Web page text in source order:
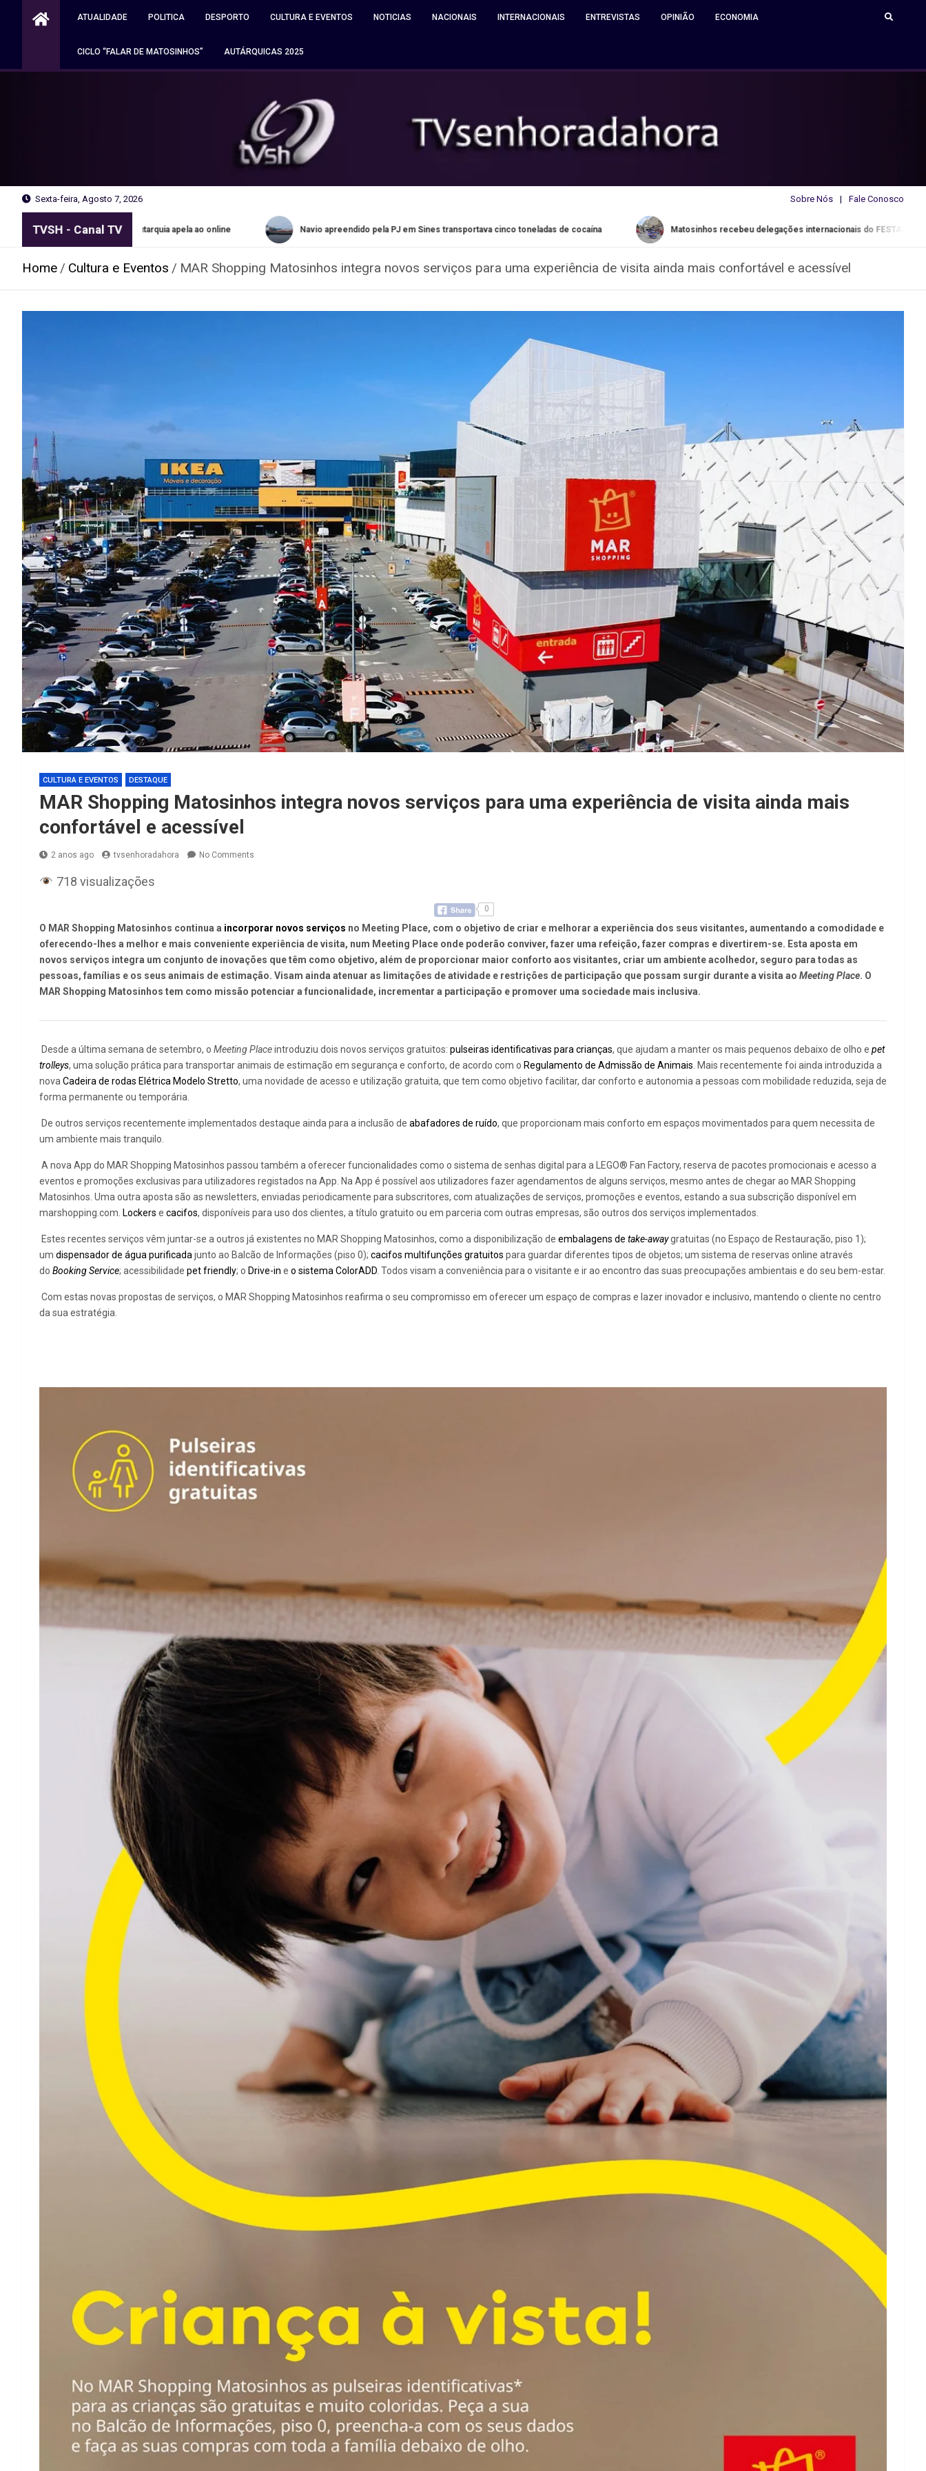
ATUALIDADE POLITICA DESPORTO CULTURA E EVENTOS NOTICIAS NACIONAIS INTERNACIONAIS ENTREVISTAS OPINIÃO ECONOMIA
CICLO “FALAR DE MATOSINHOS” AUTÁRQUICAS 2025
Sexta-feira, Agosto 7, 2026 Sobre Nós Fale Conosco
TVSH - Canal TV
no Porto. Autarquia apela ao online Navio apreendido pela PJ em Sines transportava cinco toneladas de cocaína Matosinhos recebeu delegações internacionais do FESTARTE
Home Cultura e Eventos MAR Shopping Matosinhos integra novos serviços para uma experiência de visita ainda mais confortável e acessível
CULTURA E EVENTOS DESTAQUE
MAR Shopping Matosinhos integra novos serviços para uma experiência de visita ainda mais
confortável e acessível
2 anos ago tvsenhoradahora No Comments
718 visualizações
0
O MAR Shopping Matosinhos continua a incorporar novos serviços no Meeting Place, com o objetivo de criar e melhorar a experiência dos seus visitantes, aumentando a comodidade e
oferecendo-lhes a melhor e mais conveniente experiência de visita, num Meeting Place onde poderão conviver, fazer uma refeição, fazer compras e divertirem-se. Esta aposta em
novos serviços integra um conjunto de inovações que têm como objetivo, além de proporcionar maior conforto aos visitantes, criar um ambiente acolhedor, seguro para todas as
pessoas, famílias e os seus animais de estimação. Visam ainda atenuar as limitações de atividade e restrições de participação que possam surgir durante a visita ao Meeting Place. O
MAR Shopping Matosinhos tem como missão potenciar a funcionalidade, incrementar a participação e promover uma sociedade mais inclusiva.
Desde a última semana de setembro, o Meeting Placeintroduziu dois novos serviços gratuitos: pulseiras identificativas para crianças, que ajudam a manter os mais pequenos debaixo de olho e pet
trolleys, uma solução prática para transportar animais de estimação em segurança e conforto, de acordo com o Regulamento de Admissão de Animais. Mais recentemente foi ainda introduzida a
novaCadeira de rodas Elétrica Modelo Stretto, uma novidade de acesso e utilização gratuita, que tem como objetivo facilitar, dar conforto e autonomia a pessoas com mobilidade reduzida, seja de
forma permanente ou temporária.
De outros serviços recentemente implementados destaque ainda para a inclusão de abafadores de ruído, que proporcionam mais conforto em espaços movimentados para quem necessita de
um ambiente mais tranquilo.
A nova App do MAR Shopping Matosinhos passou também a oferecer funcionalidades como o sistema de senhas digital para a LEGO® Fan Factory, reserva de pacotes promocionais e acesso a
eventos e promoções exclusivas para utilizadores registados na App. Na App é possível aos utilizadores fazer agendamentos de alguns serviços, mesmo antes de chegar ao MAR Shopping
Matosinhos. Uma outra aposta são as newsletters, enviadas periodicamente para subscritores, com atualizações de serviços, promoções e eventos, estando a sua subscrição disponível em
marshopping.com. Lockers e cacifos, disponíveis para uso dos clientes, a título gratuito ou em parceria com outras empresas, são outros dos serviços implementados.
Estes recentes serviços vêm juntar-se a outros já existentes no MAR Shopping Matosinhos, como a disponibilização de embalagens de take-awaygratuitas (no Espaço de Restauração, piso 1);
um dispensador de água purificadajunto ao Balcão de Informações (piso 0); cacifos multifunções gratuitos para guardar diferentes tipos de objetos; um sistema de reservas online através
do Booking Service; acessibilidade pet friendly; o Drive-in e o sistema ColorADD. Todos visam a conveniência para o visitante e ir ao encontro das suas preocupações ambientais e do seu bem-estar.
Com estas novas propostas de serviços, o MAR Shopping Matosinhos reafirma o seu compromisso em oferecer um espaço de compras e lazer inovador e inclusivo, mantendo o cliente no centro
da sua estratégia.